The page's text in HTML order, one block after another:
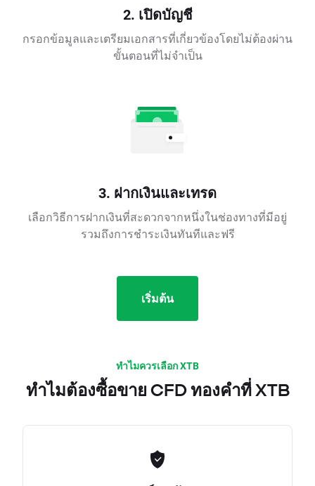
2. เปิดบัญชี
กรอกข้อมูลและเตรียมเอกสารที่เกี่ยวข้องโดยไม่ต้องผ่าน
ขั้นตอนที่ไม่จำเป็น
3. ฝากเงินและเทรด
เลือกวิธีการฝากเงินที่สะดวกจากหนึ่งในช่องทางที่มีอยู่
รวมถึงการชำระเงินทันทีและฟรี
เริ่มต้น
ทำไมควรเลือก XTB
ทำไมต้องซื้อขาย CFD ทองคำที่ XTB